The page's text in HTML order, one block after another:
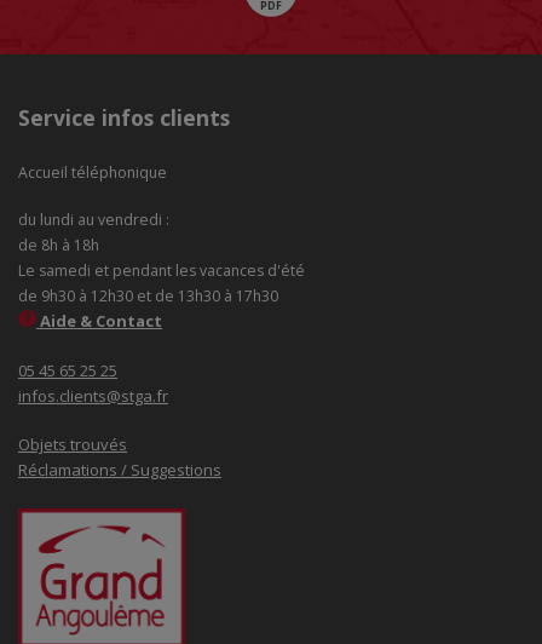
Service infos clients
Accueil téléphonique
du lundi au vendredi :
de 8h à 18h
Le samedi et pendant les vacances d'été
de 9h30 à 12h30 et de 13h30 à 17h30
Aide & Contact
05 45 65 25 25
infos.clients@stga.fr
Objets trouvés
Réclamations / Suggestions